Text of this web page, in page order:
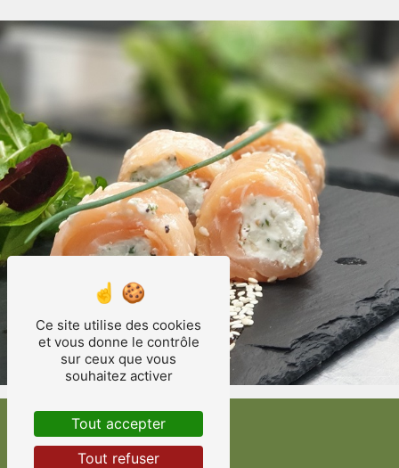
Ce site utilise des cookies
et vous donne le contrôle
sur ceux que vous
souhaitez activer
Tout accepter
Tout refuser